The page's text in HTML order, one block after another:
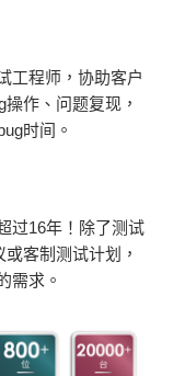
工程师，协助客户
作、问题复现，
时间。
过16年！除了测试
客制测试计划，
需求。